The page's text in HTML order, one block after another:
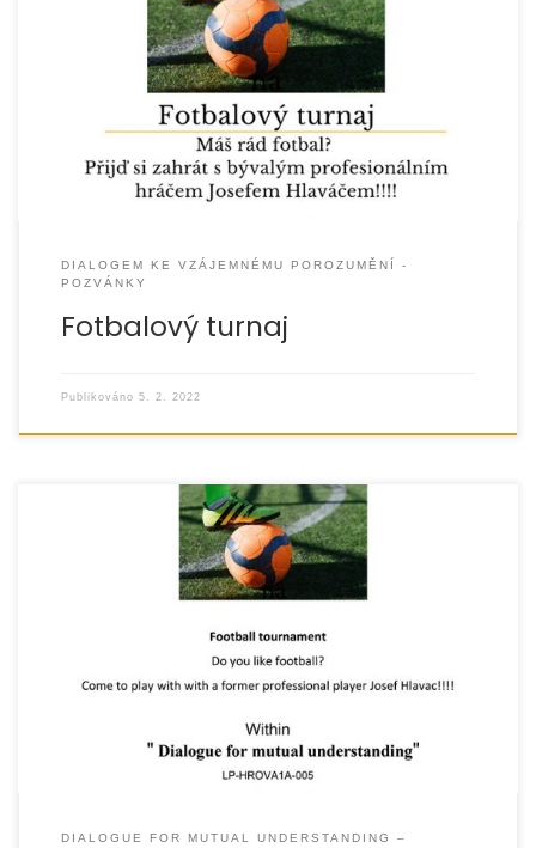
DIALOGEM KE VZÁJEMNÉMU POROZUMĚNÍ -
POZVÁNKY
Fotbalový turnaj
Publikováno 5. 2. 2022
DIALOGUE FOR MUTUAL UNDERSTANDING –